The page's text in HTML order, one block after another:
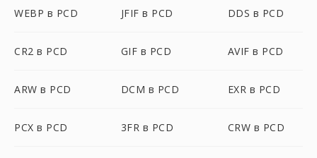
WEBP в PCD JFIF в PCD DDS в PCD
CR2 в PCD GIF в PCD AVIF в PCD
ARW в PCD DCM в PCD EXR в PCD
PCX в PCD 3FR в PCD CRW в PCD